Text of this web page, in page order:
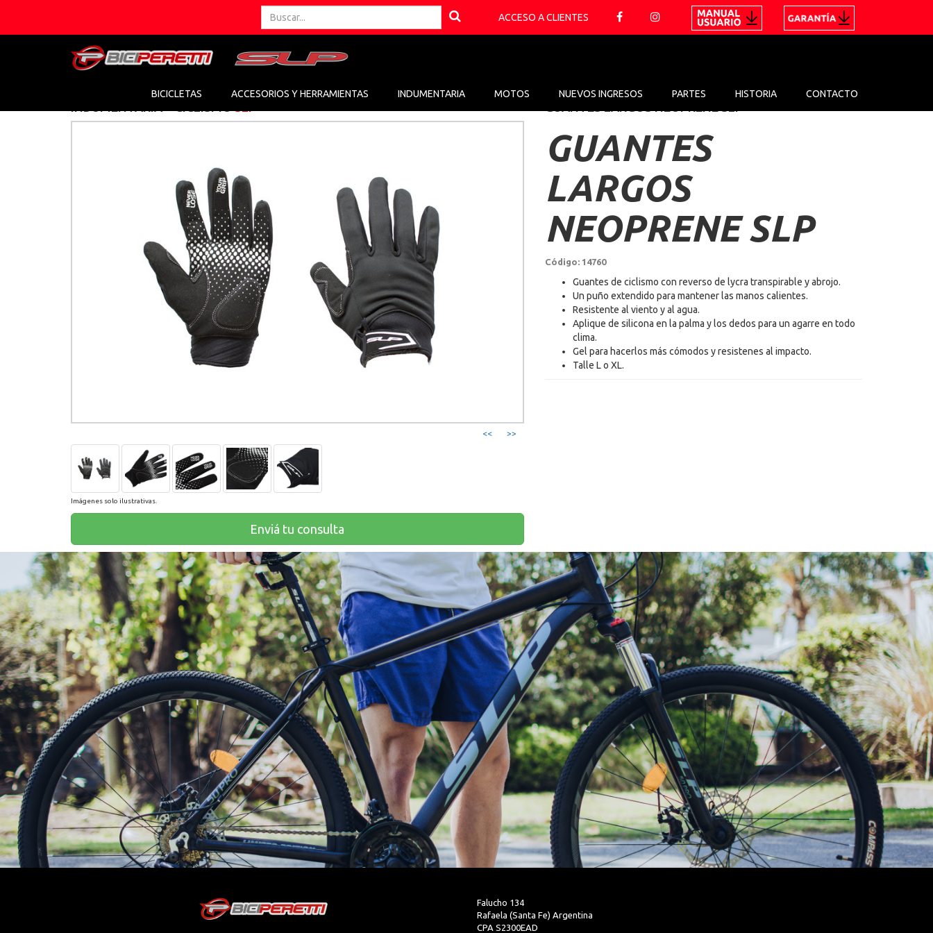
ACCESO A CLIENTES
BICICLETAS ACCESORIOS Y HERRAMIENTAS INDUMENTARIA MOTOS NUEVOS INGRESOS PARTES HISTORIA CONTACTO
<< >>
Imágenes solo ilustrativas.
Enviá tu consulta
GUANTES
LARGOS
NEOPRENE SLP
Código: 14760
Guantes de ciclismo con reverso de lycra transpirable y abrojo.
Un puño extendido para mantener las manos calientes.
Resistente al viento y al agua.
Aplique de silicona en la palma y los dedos para un agarre en todo
clima.
Gel para hacerlos más cómodos y resistenes al impacto.
Talle L o XL.
Falucho 134
Rafaela (Santa Fe) Argentina
CPA S2300EAD